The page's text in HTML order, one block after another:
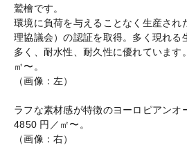
鷲檜です。
環境に負荷を与えることなく生産され
理協議会）の認証を取得。多く現れる
多く、耐水性、耐久性に優れています
㎡〜。
（画像：左）
ラフな素材感が特徴のヨーロピアンオ
4850 円／㎡〜。
（画像：右）